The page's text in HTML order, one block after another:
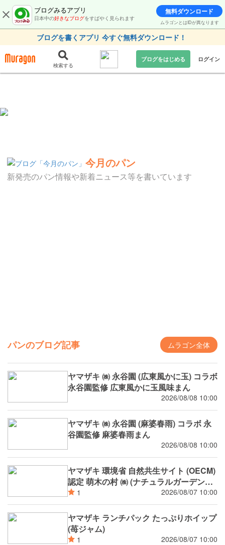
ブログみるアプリ
日本中の好きなブログをすばやく見られます
無料ダウンロード
ムラゴンとはIDが異なります
ブログを書くアプリ 今すぐ無料ダウンロード！
検索する
ブログをはじめる ログイン
今月のパン
新発売のパン情報や新着ニュース等を書いています
パンのブログ記事 ムラゴン全体
ヤマザキ ㈱ 永谷園 (広東風かに玉) コラボ
永谷園監修 広東風かに玉風味まん
2026/08/08 10:00
ヤマザキ ㈱ 永谷園 (麻婆春雨) コラボ 永
谷園監修 麻婆春雨まん
2026/08/08 10:00
ヤマザキ 環境省 自然共生サイト (OECM)
認定 萌木の村 ㈱ (ナチュラルガーデンズ
MOEGI) コラボ ランチパック シャインマ
スカットジャム と 白桃ジャム
1 2026/08/07 10:00
ヤマザキ ランチパック たっぷりホイップ
(苺ジャム)
1 2026/08/07 10:00